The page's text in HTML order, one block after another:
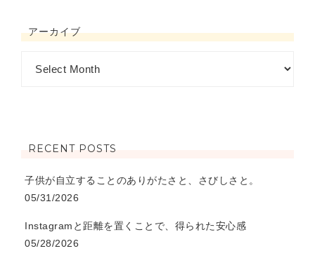
アーカイブ
RECENT POSTS
子供が自立することのありがたさと、さびしさと。
05/31/2026
Instagramと距離を置くことで、得られた安心感
05/28/2026